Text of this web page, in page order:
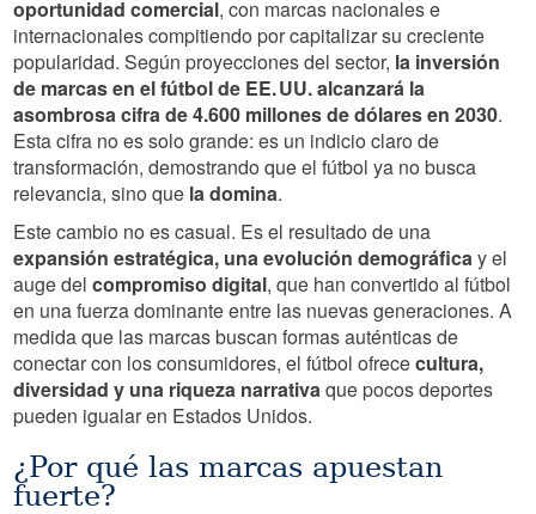
oportunidad comercial, con marcas nacionales e
internacionales compitiendo por capitalizar su creciente
popularidad. Según proyecciones del sector, la inversión
de marcas en el fútbol de EE. UU. alcanzará la
asombrosa cifra de 4.600 millones de dólares en 2030.
Esta cifra no es solo grande: es un indicio claro de
transformación, demostrando que el fútbol ya no busca
relevancia, sino que la domina.
Este cambio no es casual. Es el resultado de una
expansión estratégica, una evolución demográficay el
auge delcompromiso digital, que han convertido al fútbol
en una fuerza dominante entre las nuevas generaciones. A
medida que las marcas buscan formas auténticas de
conectar con los consumidores, el fútbol ofrececultura,
diversidad y una riqueza narrativaque pocos deportes
pueden igualar en Estados Unidos.
¿Por qué las marcas apuestan
fuerte?